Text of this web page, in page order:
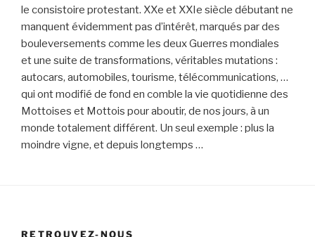
le consistoire protestant. XXe et XXIe siècle débutant ne
manquent évidemment pas d’intérêt, marqués par des
bouleversements comme les deux Guerres mondiales
etune suite de transformations, véritables mutations :
autocars, automobiles, tourisme, télécommunications, …
qui ont modifié de fond en comble la vie quotidienne des
Mottoises et Mottois pour aboutir, de nos jours, à un
monde totalement différent. Un seul exemple : plus la
moindre vigne, et depuis longtemps …
RETROUVEZ-NOUS